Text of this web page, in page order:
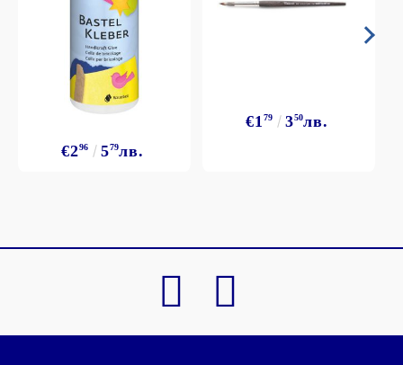
€296 579лв.
€1 79 350лв.